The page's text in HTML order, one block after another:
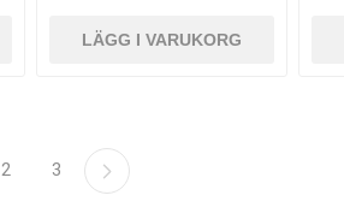
LÄGG I VARUKORG
2 3